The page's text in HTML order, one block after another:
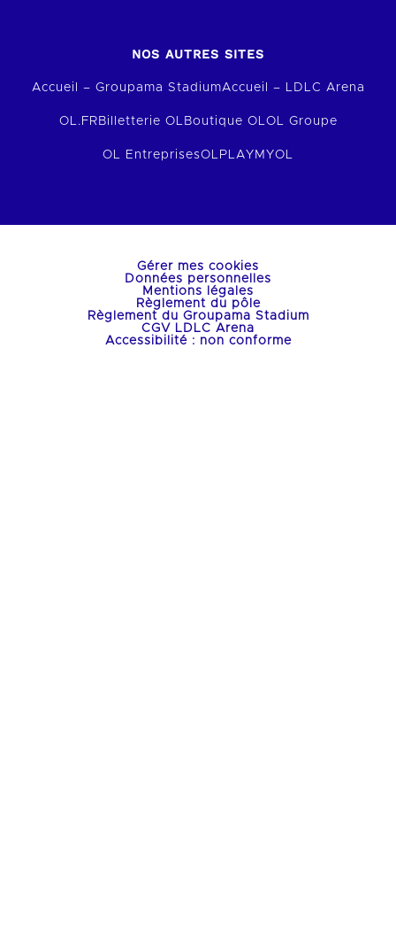
NOS AUTRES SITES
Accueil – Groupama StadiumAccueil – LDLC Arena
OL.FR Billetterie OL Boutique OLOL Groupe
OL EntreprisesOLPLAY MYOL
Gérer mes cookies
Données personnelles
Mentions légales
Règlement du pôle
Règlement du Groupama Stadium
CGV LDLC Arena
Accessibilité : non conforme